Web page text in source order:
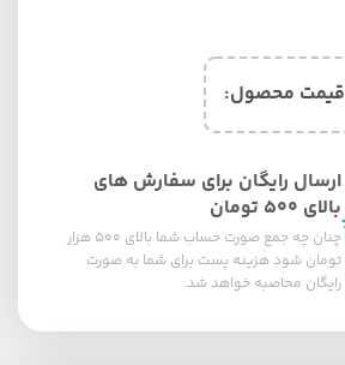
قیمت محصول:​
ارسال رایگان برای سفارش های
بالای ۵۰۰ تومان
چنان چه جمع صورت حساب شما بالای ۵۰۰ هزار
تومان شود هزینه پست برای شما به صورت
رایگان محاصبه خواهد شد.